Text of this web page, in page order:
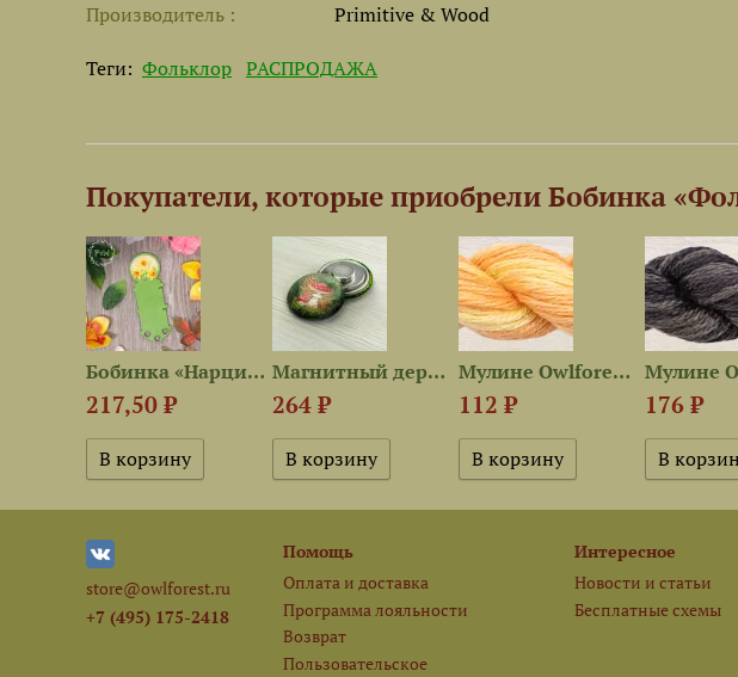
Производитель Primitive & Wood
Теги: Фольклор РАСПРОДАЖА
Покупатели, которые приобрели Бобинка
Бобинка «Нарциссы»
217,50 ₽
Магнитный держатель...
264 ₽
Мулине Owlforest 2603 —...
112 ₽ 176 ₽
store@owlforest.ru
+7 (495) 175-2418
Помощь
Оплата и доставка
Программа лояльности
Возврат
Пользовательское
Интересное
Новости и статьи
Бесплатные схемы